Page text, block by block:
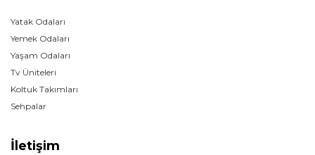
Yatak Odaları
Yemek Odaları
Yaşam Odaları
Tv Üniteleri
Koltuk Takımları
Sehpalar
İletişim